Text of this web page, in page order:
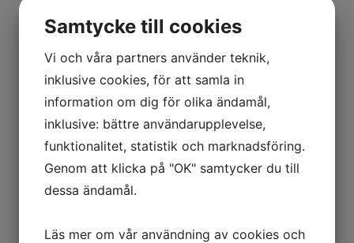
Models Own Vintage Rose Eyeshadow Palette
190,00kr Det
ursprungliga
priset
79,00krDet
nuvarande
priset
KAMPANJVAROR
Samtycke till cookies
Vi och våra partners använder teknik,
inklusive cookies, för att samla in
information om dig för olika ändamål,
inklusive: bättre användarupplevelse,
funktionalitet, statistik och marknadsföring.
Genom att klicka på "OK" samtycker du till
dessa ändamål.
Läs mer om vår användning av cookies och